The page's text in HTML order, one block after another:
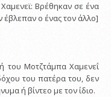
Βρέθηκαν σε ένα
έβλεπαν ο ένας τον άλλο]
του Μοτζτάμπα Χαμενεΐ
του πατέρα του, δεν
ή βίντεο με τον ίδιο.